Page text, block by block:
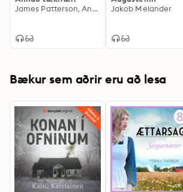
James Patterson, Andrew Gross
Jakob Melander
Bækur sem aðrir eru að lesa